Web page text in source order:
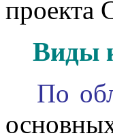
проекта
Виды
По